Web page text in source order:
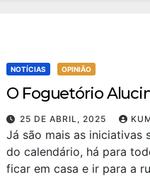
NOTÍCIAS OPINIÃO
O Foguetório
25 DE ABRIL, 2025
Já são mais as iniciativas
do calendário, há para
ficar em casa e ir para a